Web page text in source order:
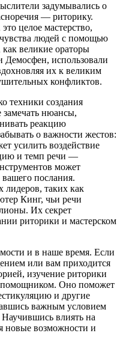
задумывались о
— риторику.
целое мастерство,
людей с помощью
как великие ораторы
Демосфен, использовали
их к великим
конфликтов.
техники создания
нюансы,
реакцию
о важности жестов:
усилить воздействие
и темп речи —
может
вашего послания.
лидеров, таких как
Кинг, чьи речи
Их секрет
риторики и мастерском
и в наше время. Если
или вам приходится
изучение риторики
Оно поможет
и другие
важным условием
влиять на
новые возможности и